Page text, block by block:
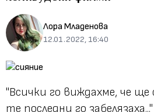
Лора Младенова
12.01.2022, 16:40
"Всички го виждахме, че ще
те последни го забелязаха..."